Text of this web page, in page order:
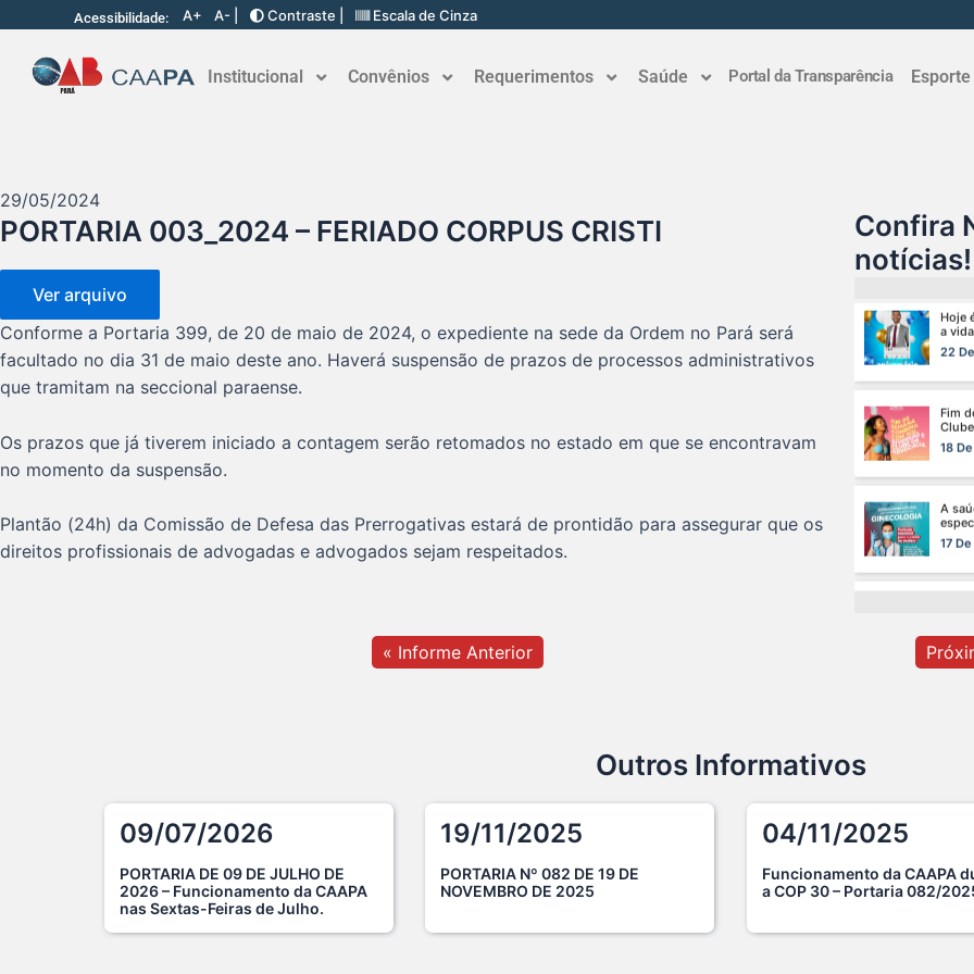
Acessibilidade: A+ A- | Contraste | Escala de Cinza
Institucional Convênios Requerimentos Saúde Portal da Transparência
29/05/2024
PORTARIA 003_2024 – FERIADO CORPUS CRISTI
Ver arquivo
Conforme a Portaria 399, de 20 de maio de 2024, o expediente na sede da Ordem no Pará será
facultado no dia 31 de maio deste ano. Haverá suspensão de prazos de processos administrativos
que tramitam na seccional paraense.
Os prazos que já tiverem iniciado a contagem serão retomados no estado em que se encontravam
no momento da suspensão.
Plantão (24h) da Comissão de Defesa das Prerrogativas estará de prontidão para assegurar que os
direitos profissionais de advogadas e advogados sejam respeitados.
Confira
notícias!
3 De
Hoje
a
22
Fim
A
Na
de
13
O
7 De
« Informe Anterior
Outros Informativos
09/07/2026
PORTARIA DE 09 DE JULHO DE
2026 – Funcionamento da CAAPA
nas Sextas-Feiras de Julho.
19/11/2025
PORTARIA Nº 082 DE 19 DE
NOVEMBRO DE 2025
04/11/2025
Funcionamento da CAAPA
a COP 30 – Portaria 082/